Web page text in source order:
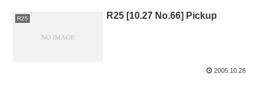
R25 R25 [10.27 No.66] Pickup
2005.10.28